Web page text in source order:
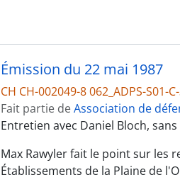
Émission du 22 mai 1987
CH CH-002049-8 062_ADPS-S01-
Fait partie deAssociation de
Entretien avec Daniel Bloch,
Max Rawyler fait le point sur les
Établissements de la Plaine de